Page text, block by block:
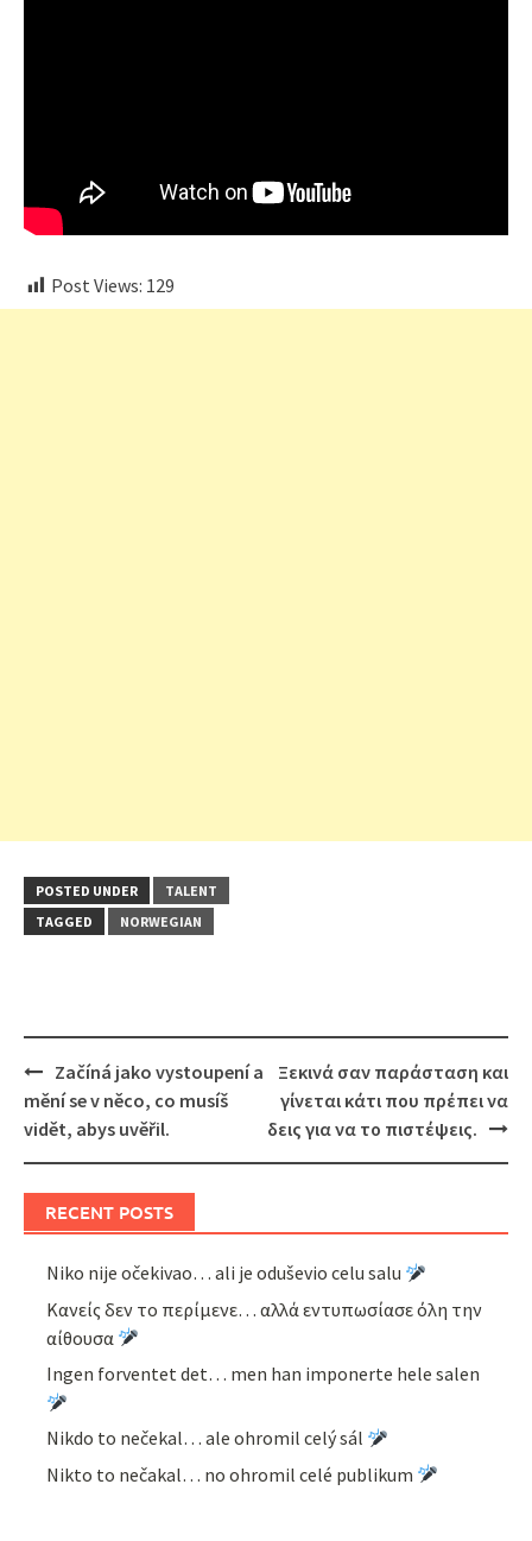
Post Views: 129
POSTED UNDER
TALENT
TAGGED
NORWEGIAN
Post
navigation
Začíná jako vystoupení a
mění se v něco, co musíš
vidět, abys uvěřil.
Ξεκινά σαν παράσταση και
γίνεται κάτι που πρέπει να
δεις για να το πιστέψεις.
RECENT POSTS
Niko nije očekivao… ali je oduševio celu salu
Κανείς δεν το περίμενε… αλλά εντυπωσίασε όλη την
αίθουσα
Ingen forventet det… men han imponerte hele salen
Nikdo to nečekal… ale ohromil celý sál
Nikto to nečakal… no ohromil celé publikum